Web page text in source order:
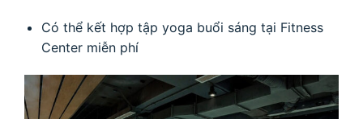
Có thể kết hợp tập yoga buổi sáng tại Fitness
Center miễn phí